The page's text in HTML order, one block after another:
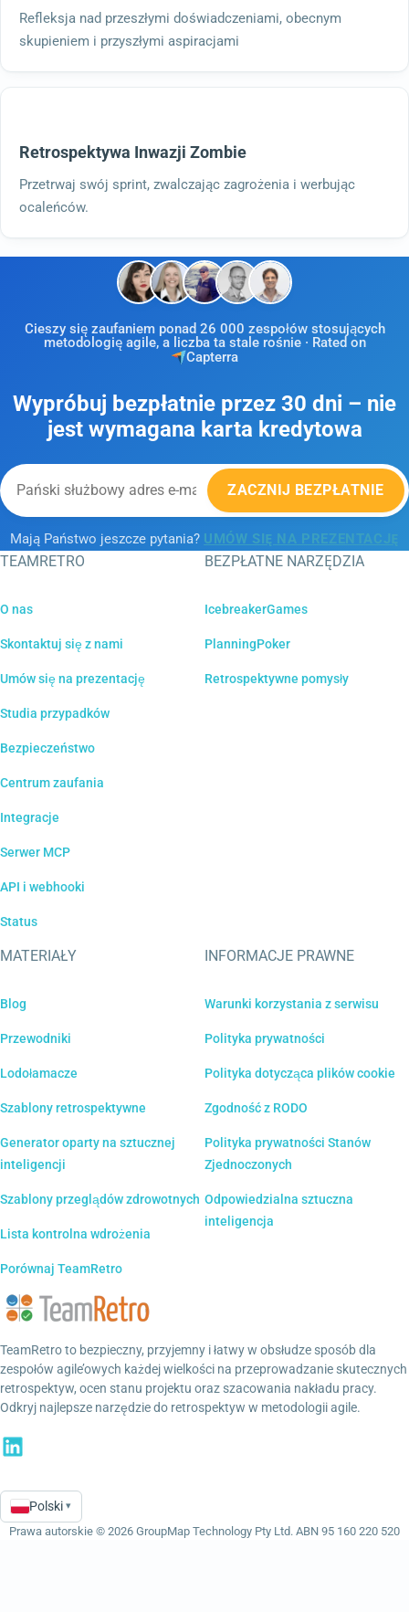
Refleksja nad przeszłymi doświadczeniami, obecnym
skupieniem i przyszłymi aspiracjami
Retrospektywa Inwazji Zombie
Przetrwaj swój sprint, zwalczając zagrożenia i werbując
ocaleńców.
Cieszy się zaufaniem ponad 26 000 zespołów stosujących
metodologię agile, a liczba ta stale rośnie · Rated on
Capterra
Wypróbuj bezpłatnie przez 30 dni – nie
jest wymagana karta kredytowa
ZACZNIJ BEZPŁATNIE
Mają Państwo jeszcze pytania? UMÓW SIĘ NA PREZENTACJĘ
TEAMRETRO
O nas
Skontaktuj się z nami
Umów się na prezentację
Studia przypadków
Bezpieczeństwo
Centrum zaufania
Integracje
Serwer MCP
API i webhooki
Status
BEZPŁATNE NARZĘDZIA
IcebreakerGames
PlanningPoker
Retrospektywne pomysły
MATERIAŁY
Blog
Przewodniki
Lodołamacze
Szablony retrospektywne
Generator oparty na sztucznej
inteligencji
Szablony przeglądów zdrowotnych
Lista kontrolna wdrożenia
Porównaj TeamRetro
INFORMACJE PRAWNE
Warunki korzystania z serwisu
Polityka prywatności
Polityka dotycząca plików cookie
Zgodność z RODO
Polityka prywatności Stanów
Zjednoczonych
Odpowiedzialna sztuczna
inteligencja
TeamRetro to bezpieczny, przyjemny i łatwy w obsłudze sposób dla
zespołów agile’owych każdej wielkości na przeprowadzanie skutecznych
retrospektyw, ocen stanu projektu oraz szacowania nakładu pracy.
Odkryj najlepsze narzędzie do retrospektyw w metodologii agile.
Language
Polski ▾
Prawa autorskie © 2026 GroupMap Technology Pty Ltd. ABN 95 160 220 520